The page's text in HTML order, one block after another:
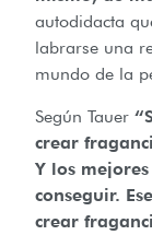
autodidacta
labrarse una
mundo de la
Según Tauer
crear
Y los
conseguir.
crear